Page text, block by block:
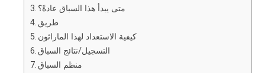
متى يبدأ هذا السباق عادةً؟
طريق
كيفية الاستعداد لهذا الماراثون
التسجيل/نتائج السباق
منظم السباق